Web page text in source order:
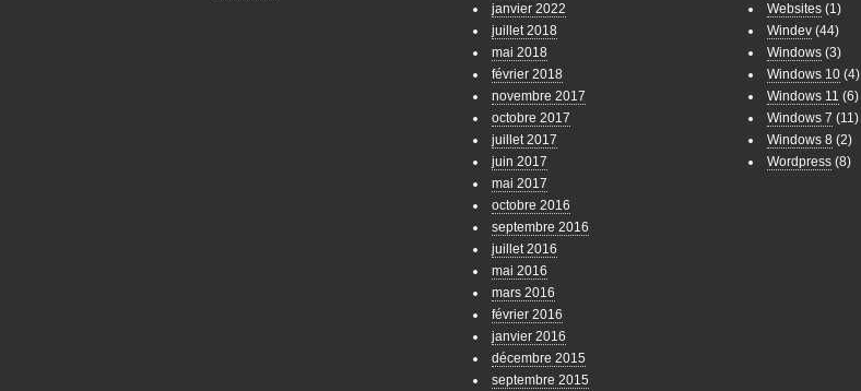
janvier 2022
juillet 2018
mai 2018
février 2018
novembre 2017
octobre 2017
juillet 2017
juin 2017
mai 2017
octobre 2016
septembre 2016
juillet 2016
mai 2016
mars 2016
février 2016
janvier 2016
décembre 2015
septembre 2015
Websites(1)
Windev(44)
Windows(3)
Windows 10(4)
Windows 11 (6)
Windows 7 (11)
Windows 8 (2)
Wordpress(8)